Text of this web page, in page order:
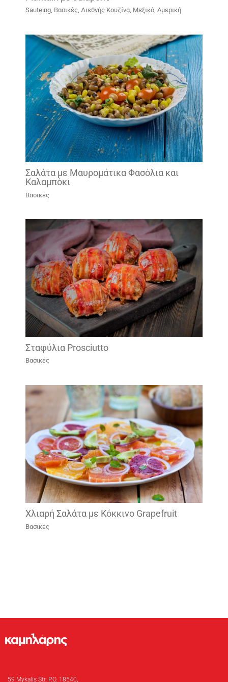
Sauteing, Βασικές, Διεθνής Κουζίνα, Μεξικό, Αμερική
Σαλάτα με Μαυρομάτικα Φασόλια και
Καλαμπόκι
Βασικές
Σταφύλια Prosciutto
Βασικές
Χλιαρή Σαλάτα με Κόκκινο Grapefruit
Βασικές
59 Mykalis Str. P.O. 18540,